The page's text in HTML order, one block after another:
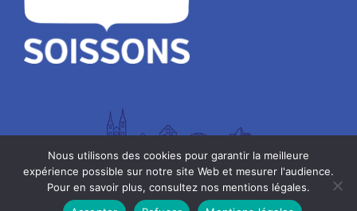
Mentions légales
Nous utilisons des cookies pour garantir la meilleure
expérience possible sur notre site Web et mesurer l'audience.
Pour en savoir plus, consultez nos mentions légales.